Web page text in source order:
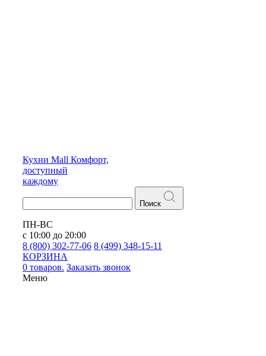
Кухни Mall Комфорт,
доступный
каждому
Поиск
ПН-ВС
с 10:00 до 20:00
8 (800) 302-77-06 8 (499) 348-15-11
КОРЗИНА
0 товаров. Заказать звонок
Меню